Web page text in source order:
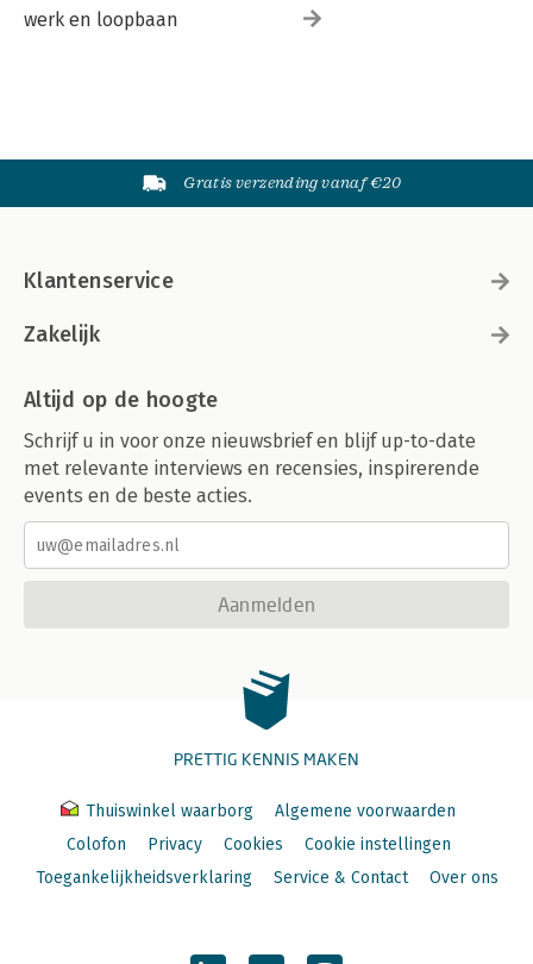
werk en loopbaan
Gratis verzending vanaf €20
Klantenservice
Zakelijk
Altijd op de hoogte
Schrijf u in voor onze nieuwsbrief en blijf up-to-date
met relevante interviews en recensies, inspirerende
events en de beste acties.
Aanmelden
PRETTIG KENNIS MAKEN
Thuiswinkel waarborg
Algemene voorwaarden
Colofon
Privacy Cookies
Cookie instellingen
Toegankelijkheidsverklaring
Service & Contact Over ons